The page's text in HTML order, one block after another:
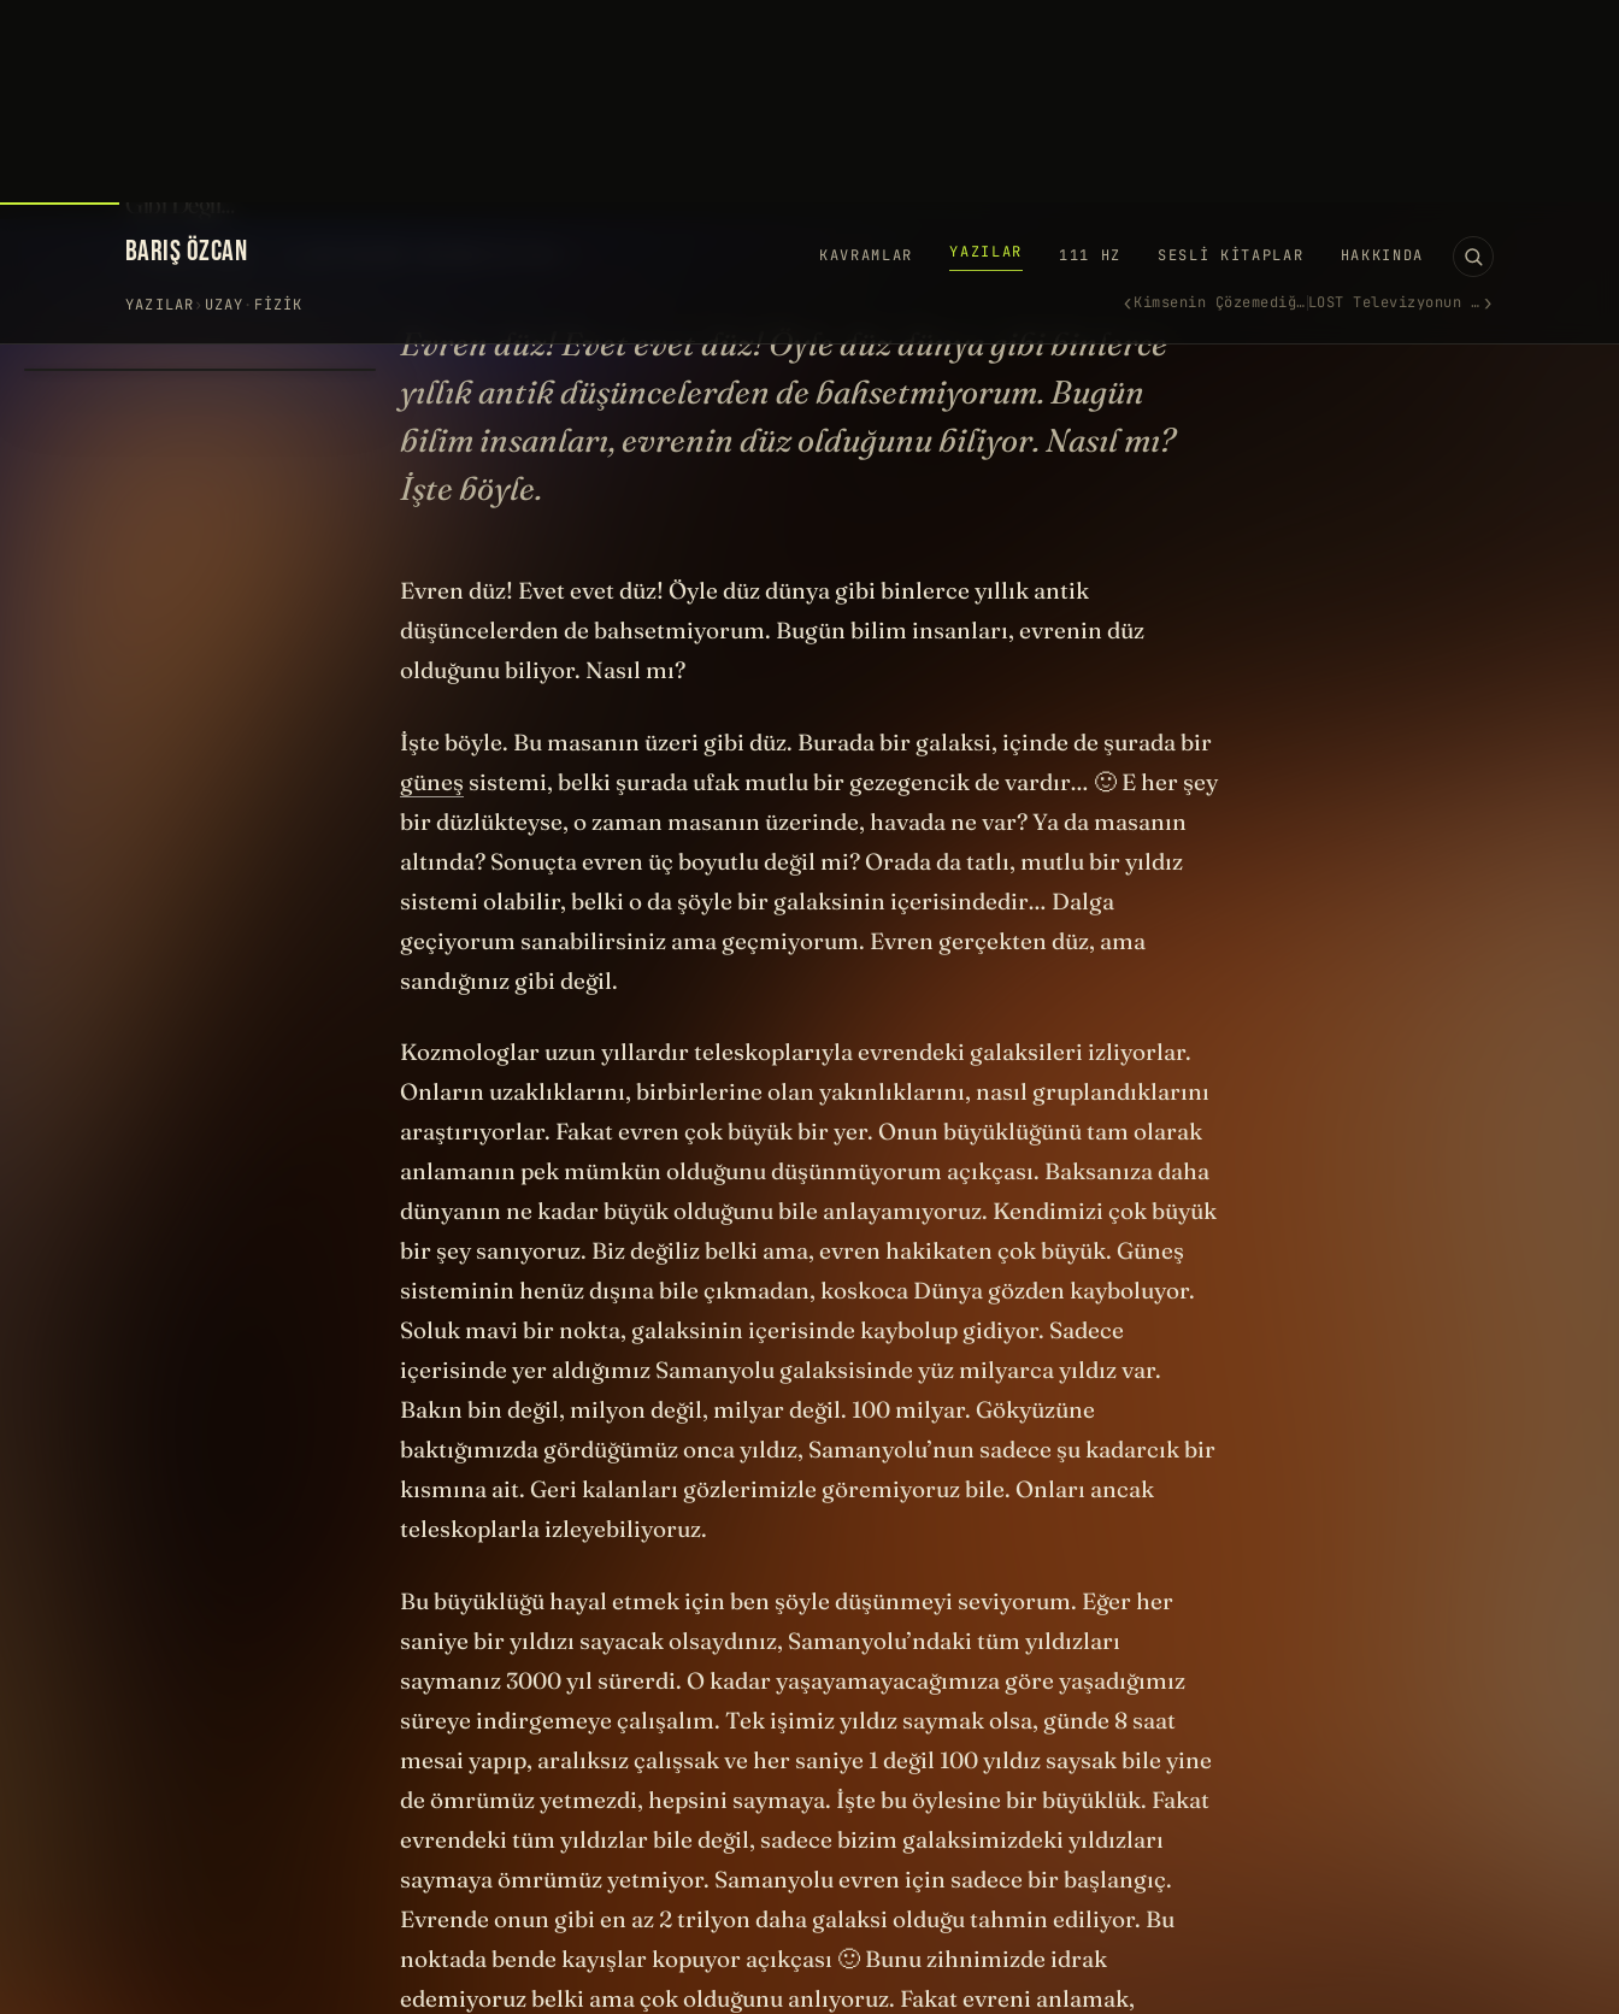
YOUTUBE'DA IZLE →
Evren düz! Evet evet düz! Öyle düz dünya gibi binlerce
yıllık antik düşüncelerden de bahsetmiyorum. Bugün
bilim insanları, evrenin düz olduğunu biliyor. Nasıl mı?
İşte böyle.
Evren düz! Evet evet düz! Öyle düz dünya gibi binlerce yıllık antik
düşüncelerden de bahsetmiyorum. Bugün bilim insanları, evrenin düz
olduğunu biliyor. Nasıl mı?
İşte böyle. Bu masanın üzeri gibi düz. Burada bir galaksi, içinde de şurada bir
güneş sistemi, belki şurada ufak mutlu bir gezegencik de vardır… 🙂 E her şey
bir düzlükteyse, o zaman masanın üzerinde, havada ne var? Ya da masanın
altında? Sonuçta evren üç boyutlu değil mi? Orada da tatlı, mutlu bir yıldız
sistemi olabilir, belki o da şöyle bir galaksinin içerisindedir… Dalga
geçiyorum sanabilirsiniz ama geçmiyorum. Evren gerçekten düz, ama
sandığınız gibi değil.
Kozmologlar uzun yıllardır teleskoplarıyla evrendeki galaksileri izliyorlar.
Onların uzaklıklarını, birbirlerine olan yakınlıklarını, nasıl gruplandıklarını
araştırıyorlar. Fakat evren çok büyük bir yer. Onun büyüklüğünü tam olarak
anlamanın pek mümkün olduğunu düşünmüyorum açıkçası. Baksanıza daha
dünyanın ne kadar büyük olduğunu bile anlayamıyoruz. Kendimizi çok büyük
bir şey sanıyoruz. Biz değiliz belki ama, evren hakikaten çok büyük. Güneş
sisteminin henüz dışına bile çıkmadan, koskoca Dünya gözden kayboluyor.
Soluk mavi bir nokta, galaksinin içerisinde kaybolup gidiyor. Sadece
içerisinde yer aldığımız Samanyolu galaksisinde yüz milyarca yıldız var.
Bakın bin değil, milyon değil, milyar değil. 100 milyar. Gökyüzüne
baktığımızda gördüğümüz onca yıldız, Samanyolu’nun sadece şu kadarcık bir
kısmına ait. Geri kalanları gözlerimizle göremiyoruz bile. Onları ancak
teleskoplarla izleyebiliyoruz.
Bu büyüklüğü hayal etmek için ben şöyle düşünmeyi seviyorum. Eğer her
saniye bir yıldızı sayacak olsaydınız, Samanyolu’ndaki tüm yıldızları
saymanız 3000 yıl sürerdi. O kadar yaşayamayacağımıza göre yaşadığımız
süreye indirgemeye çalışalım. Tek işimiz yıldız saymak olsa, günde 8 saat
mesai yapıp, aralıksız çalışsak ve her saniye 1 değil 100 yıldız saysak bile yine
de ömrümüz yetmezdi, hepsini saymaya. İşte bu öylesine bir büyüklük. Fakat
evrendeki tüm yıldızlar bile değil, sadece bizim galaksimizdeki yıldızları
saymaya ömrümüz yetmiyor. Samanyolu evren için sadece bir başlangıç.
Evrende onun gibi en az 2 trilyon daha galaksi olduğu tahmin ediliyor. Bu
noktada bende kayışlar kopuyor açıkçası 🙂 Bunu zihnimizde idrak
edemiyoruz belki ama çok olduğunu anlıyoruz. Fakat evreni anlamak,